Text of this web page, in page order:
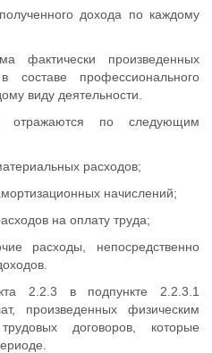
дохода по каждому
фактически произведенных
составе профессионального
виду деятельности.
отражаются по следующим
расходов;
начислений;
на оплату труда;
расходы, непосредственно
2.2.3 в подпункте 2.2.3.1
произведенных физическим
договоров, которые